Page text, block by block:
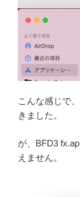
こんな感じで
きました。
が、BFD3
えません。